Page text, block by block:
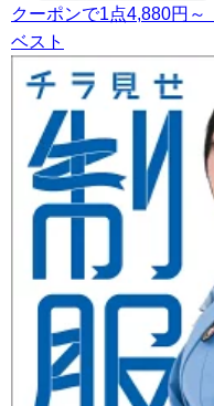
クーポンで1点4,880円～
ベスト